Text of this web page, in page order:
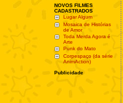
NOVOS FILMES
CADASTRADOS
Lugar Algum
Mosaica de Histórias
de Amor
Toda Merda Agora é
Arte
Punk do Mato
Corpespaço (da série
AnimAction)
Publicidade